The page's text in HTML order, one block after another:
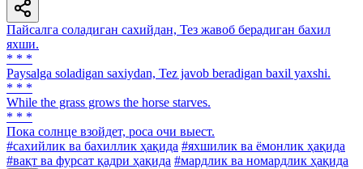
Пайсалга соладиган сахийдан, Тез жавоб берадиган бахил
яхши.
* * *
Paysalga soladigan saxiydan, Tez javob beradigan baxil yaxshi.
* * *
While the grass grows the horse starves.
* * *
Пока солнце взойдет, роса очи выест.
#сахийлик ва бахиллик ҳақида #яхшилик ва ёмонлик ҳақида
#вақт ва фурсат қадри ҳақида #мардлик ва номардлик ҳақида